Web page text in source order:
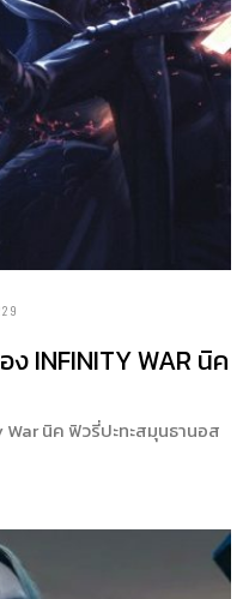
INFINITY WAR นิค
นิค ฟิวรี่ปะทะสมุนธานอส